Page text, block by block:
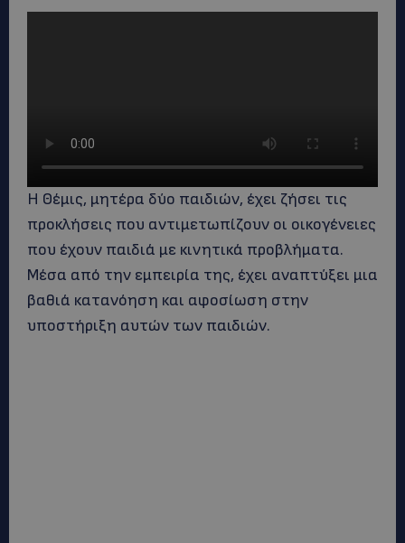
Η Θέμις, μητέρα δύο παιδιών, έχει ζήσει τις
προκλήσεις που αντιμετωπίζουν οι οικογένειες
που έχουν παιδιά με κινητικά προβλήματα.
Μέσα από την εμπειρία της, έχει αναπτύξει μια
βαθιά κατανόηση και αφοσίωση στην
υποστήριξη αυτών των παιδιών.